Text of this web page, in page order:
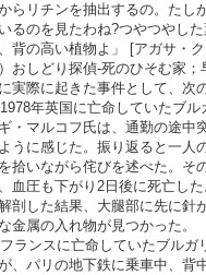
らリチンを抽出するの。たし
るのを見たわね?つやつやし
背の高い植物よ」 [アガサ・
おしどり探偵-死のひそむ家；
実際に起きた事件として、次
年英国に亡命していたブ
・マルコフ氏は、通勤の途中
うに感じた。振り返ると一人
拾いながら侘びを述べた。そ
血圧も下がり2日後に死亡し
剖した結果、大腿部に先に針
金属の入れ物が見つかった。
ランスに亡命していたブルガ
、パリの地下鉄に乗車中、背